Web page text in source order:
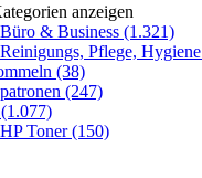
anzeigen
Büro & Business (1.321)
Reinigungs, Pflege, Hygiene
(38)
(247)
(1.077)
HP Toner(150)